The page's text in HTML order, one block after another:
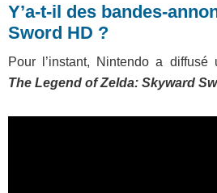
Y’a-t-il des bandes-
Sword HD ?
Pour l’instant, Nintendo a diffusé
The Legend of Zelda: Skyward